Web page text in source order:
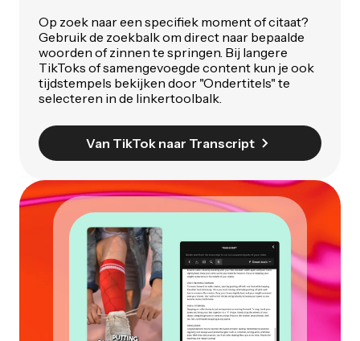
Op zoek naar een specifiek moment of citaat?
Gebruik de zoekbalk om direct naar bepaalde
woorden of zinnen te springen. Bij langere
TikToks of samengevoegde content kun je ook
tijdstempels bekijken door "Ondertitels" te
selecteren in de linkertoolbalk.
Van TikTok naar Transcript